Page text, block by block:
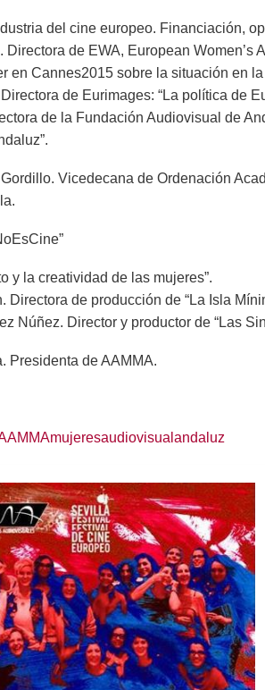
del cine europeo. Financiación,
Directora de EWA, European Women’s
en Cannes2015 sobre la situación en
de Eurimages: “La política de
de la Fundación Audiovisual de
Vicedecana de Ordenación
y la creatividad de las mujeres”.
Directora de producción de “La Isla
Núñez. Director y productor de “Las
Presidenta de AAMMA.